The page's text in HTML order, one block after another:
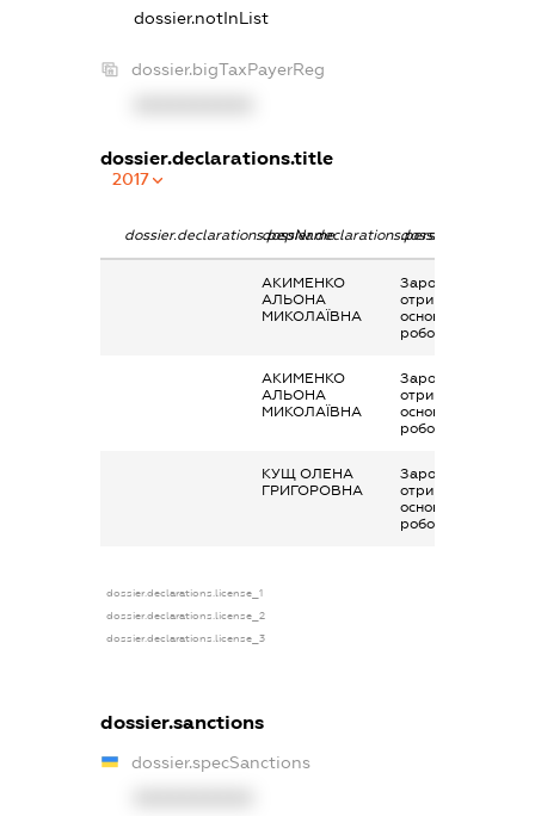
dossier.notInList
dossier.bigTaxPayerReg
dossier.declarations.title
2017
dossier.declarations.pepNamedossier.declarations.personName
АКИМЕНКО
АЛЬОНА
МИКОЛАЇВНА
Заробітна плата
отримана за
основним місцем
роботи
АКИМЕНКО
АЛЬОНА
МИКОЛАЇВНА
Заробітна плата
отримана за
основним місцем
роботи
КУЩ ОЛЕНА
ГРИГОРОВНА
Заробітна плата
отримана за
основним місцем
роботи
dossier.declarations.license_1
dossier.declarations.license_2
dossier.declarations.license_3
dossier.sanctions
dossier.specSanctions